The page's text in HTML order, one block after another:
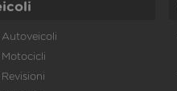
Autoveicoli
Motocicli
Revisioni